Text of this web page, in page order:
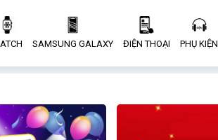
SAMSUNG GALAXY ĐIỆN THOẠI PHỤ KIỆN